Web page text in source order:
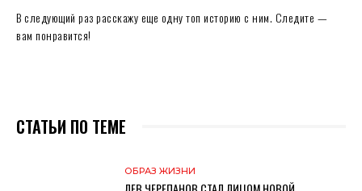
В следующий раз расскажу еще одну топ историю с ним. Следите —
вам понравится!
СТАТЬИ ПО ТЕМЕ
ОБРАЗ ЖИЗНИ